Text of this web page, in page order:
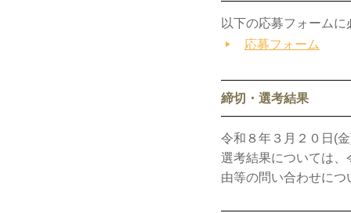
以下の応募フォーム
応募フォーム
締切・選考結果
令和８年３月２０日(
選考結果については
由等の問い合わせに